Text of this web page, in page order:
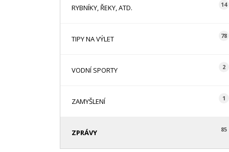
RYBNÍKY, ŘEKY, ATD. 14
TIPY NA VÝLET 78
VODNÍ SPORTY 2
ZAMYŠLENÍ 1
ZPRÁVY 85